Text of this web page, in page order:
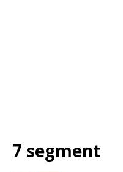
7 segment